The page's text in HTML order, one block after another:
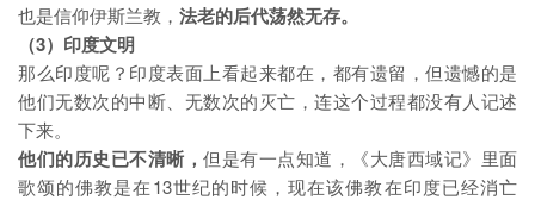
也是信仰伊斯兰教， 法老的后代荡然无存。
（3）印度文明
那么印度呢？印度表面上看起来都在，都有遗留，但遗憾的是
他们无数次的中断、无数次的灭亡，连这个过程都没有人记述
下来。
他们的历史已不清晰 ， 但是有一点知道，《大唐西域记》里面
歌颂的佛教是在13世纪的时候，现在该佛教在印度已经消亡